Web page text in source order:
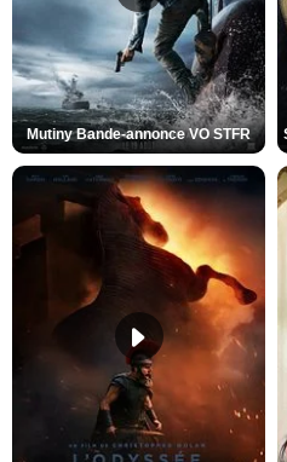
Mutiny Bande-annonce VO STFR